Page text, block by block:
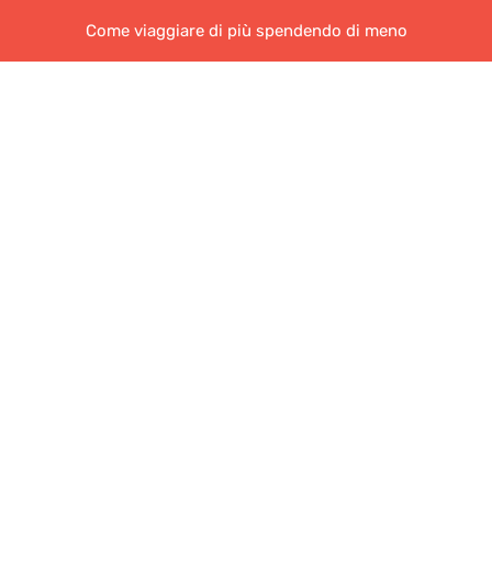
Come viaggiare di più spendendo di meno